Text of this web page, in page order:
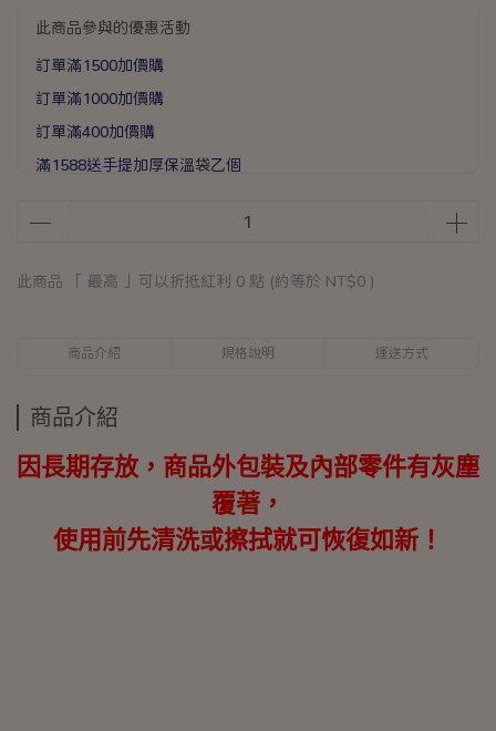
此商品參與的優惠活動
訂單滿1500加價購
訂單滿1000加價購
訂單滿400加價購
滿1588送手提加厚保溫袋乙個
此商品 「 最高 」可以折抵紅利 0 點 (約等於 NT$0 )
商品介紹 規格說明 運送方式
商品介紹
因長期存放，商品外包裝及內部零件有灰塵
覆著，
使用前先清洗或擦拭就可恢復如新！